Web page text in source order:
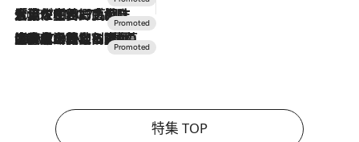
2026.7.17
「土佐和ハーブかき氷」がOMO7高知に登場！生姜、山椒、大葉など目にも舌にも涼を呼ぶ郷土の味
2026.7.10
NEW OPEN！【界 草津】名湯の地に誕生。趣の異なる2種の温泉と上州ならではの会席・蕎麦割烹など美食を味わう究極の癒やし旅
特集 TOP